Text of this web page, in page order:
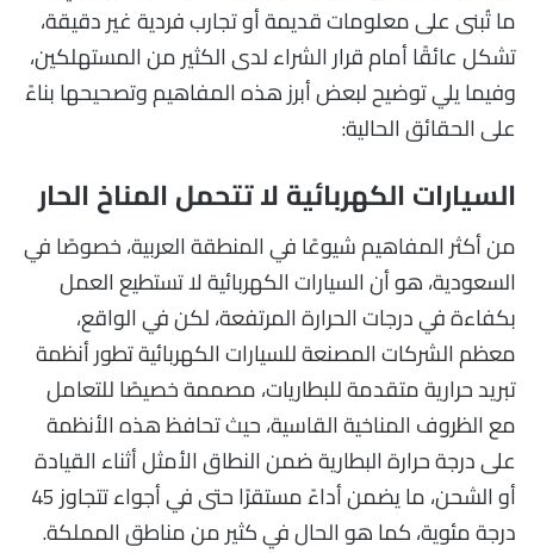
ما تُبنى على معلومات قديمة أو تجارب فردية غير دقيقة،
تشكل عائقًا أمام قرار الشراء لدى الكثير من المستهلكين،
وفيما يلي توضيح لبعض أبرز هذه المفاهيم وتصحيحها بناءً
على الحقائق الحالية:
السيارات الكهربائية لا تتحمل المناخ الحار
من أكثر المفاهيم شيوعًا في المنطقة العربية، خصوصًا في
السعودية، هو أن السيارات الكهربائية لا تستطيع العمل
بكفاءة في درجات الحرارة المرتفعة، لكن في الواقع،
معظم الشركات المصنعة للسيارات الكهربائية تطور أنظمة
تبريد حرارية متقدمة للبطاريات، مصممة خصيصًا للتعامل
مع الظروف المناخية القاسية، حيث تحافظ هذه الأنظمة
على درجة حرارة البطارية ضمن النطاق الأمثل أثناء القيادة
أو الشحن، ما يضمن أداءً مستقرًا حتى في أجواء تتجاوز 45
درجة مئوية، كما هو الحال في كثير من مناطق المملكة.